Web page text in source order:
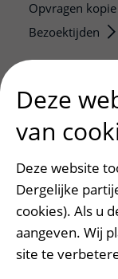
Opvragen
Bezoektijden
Onze
De Nieuwe
Stage en
Research
Strategic
Research
Researchers
Research
Deze
van
Deze website
Dergelijke
cookies). Als u
aangeven. Wij
site te